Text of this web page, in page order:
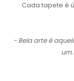
Cada tapete é
- Bela arte é
um